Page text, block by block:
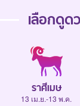
เลือกดูด
ราศีเมษ
13 เม.ย.-13 พ.ค.